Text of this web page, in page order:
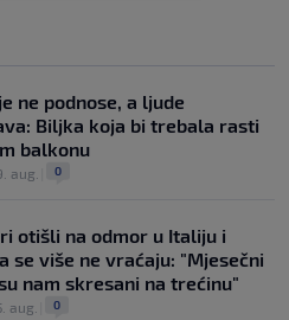
ne podnose, a ljude
Biljka koja bi trebala rasti
balkonu
aug. 0
otišli na odmor u Italiju i
se više ne vraćaju: "Mjesečni
nam skresani na trećinu"
aug. 0